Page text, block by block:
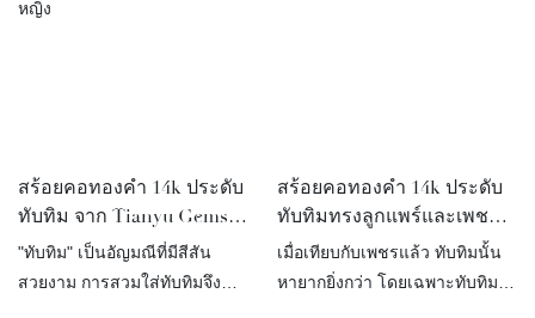
สร้อยคอทองคำ 14k ประดับ
ทับทิม จาก Tianyu Gems
สร้อยคอหรูหราระดับ
พรีเมียมสำหรับผู้หญิง
"ทับทิม" เป็นอัญมณีที่มีสีสัน
สวยงาม การสวมใส่ทับทิมจึง
สร้อยคอทองคำ 14k ประดับ
ทับทิมทรงลูกแพร์และเพชร
สังเคราะห์ จาก Tianyu
Gems
เมื่อเทียบกับเพชรแล้ว ทับทิมนั้น
หายากยิ่งกว่า โดยเฉพาะทับทิม